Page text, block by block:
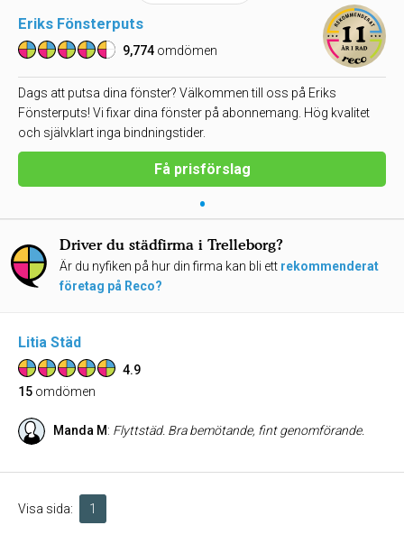
Eriks Fönsterputs
9,774 omdömen
Dags att putsa dina fönster? Välkommen till oss på Eriks
Fönsterputs! Vi fixar dina fönster på abonnemang. Hög kvalitet
och självklart inga bindningstider.
Få prisförslag
•
Driver du städfirma i Trelleborg?
Är du nyfiken på hur din firma kan bli ett rekommenderat
företag på Reco?
Litia Städ
4.9
15 omdömen
Manda M: Flyttstäd. Bra bemötande, fint genomförande.
Visa sida: 1